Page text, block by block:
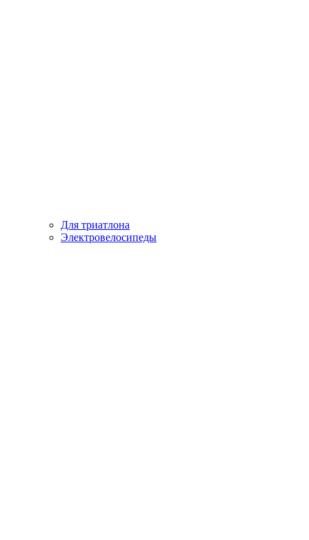
Для триатлона
Электровелосипеды